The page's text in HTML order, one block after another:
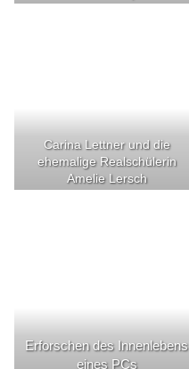
Carina Lettner und die
ehemalige Realschülerin
Amelie Lersch
Erforschen des Innenlebens
eines PCs